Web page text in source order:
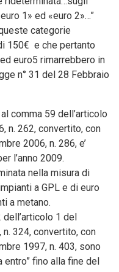
1» ed «euro 2»…”
categorie
150€ e che pertanto
euro5 rimarrebbero in
n° 31 del 28 Febbraio
comma 59 dell’articolo
n. 262, convertito, con
2006, n. 286, e’
l’anno 2009.
nella misura di
a GPL e di euro
a metano.
1 del
324, convertito, con
1997, n. 403, sono
fino alla fine del